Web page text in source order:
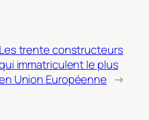
Les trente constructeurs
immatriculent le plus
Union Européenne →